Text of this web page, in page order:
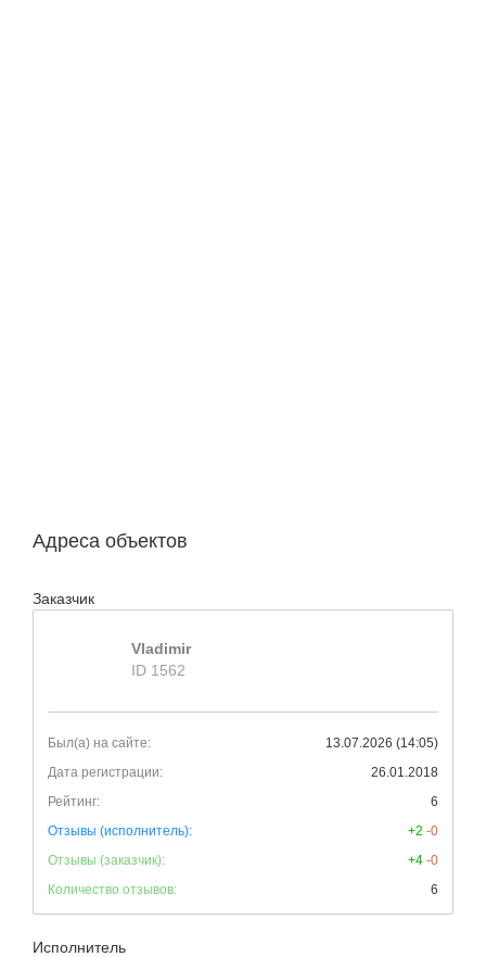
Адреса объектов
Заказчик
Vladimir
ID 1562
Был(а) на сайте:
13.07.2026 (14:05)
Дата регистрации:
26.01.2018
Рейтинг:
6
Отзывы (исполнитель):
+2 -0
Отзывы (заказчик):
+4 -0
Количество отзывов:
6
Исполнитель